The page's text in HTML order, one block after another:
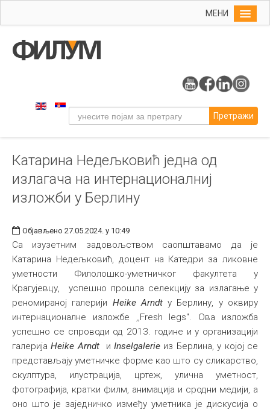
МЕНИ
Упис
Уметност
Музичка уметност
Примењена и ликовна уметност
Галерија
Библиотека
Студенти
Међународна
Претражи
Катарина Недељковић једна од
излагача на интернационалниј
изложби у Берлину
Објављено 27.05.2024. у 10:49
Са изузетним задовољством саопштавамо да је
Катарина Недељковић, доцент на Катедри за ликовне
уметности Филолошко-уметничког факултета у
Крагујевцу, успешно прошла селекцију за излагање у
реномираној галерији Heike Arndtу Берлину, у оквиру
интернационалне изложбе ,,Fresh legs". Ова изложба
успешно се спроводи од 2013. године и у организацији
галеријаHeike ArndtиInselgalerie из Берлина, у којој се
представљају уметничке форме као што су сликарство,
скулптура, илустрација, цртеж, улична уметност,
фотографија, кратки филм, анимација и сродни медији, а
оно што је заједничко између уметника је дискусија о